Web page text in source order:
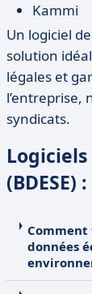
Kammi
Un logiciel
solution
légales et
l’entreprise,
syndicats.
(BDESE)
données